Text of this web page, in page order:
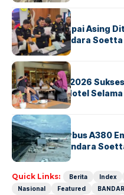
BANDARA BERITA
Kopilot Maskapai Asing
Ekstasi di Bandara Soetta
BERITAINDEX
GM For A Day 2026
Operasional Hotel
BANDARA BERITA
8 Agustus, Airbus A380
Perdana di Bandara
Quick Links: Berita Index
Nasional
Featured